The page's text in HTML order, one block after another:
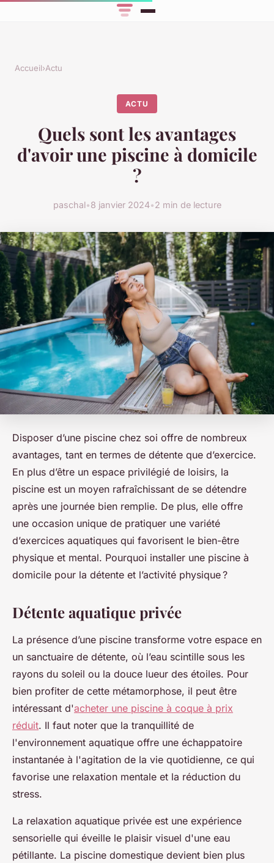
Accueil›Actu
ACTU
Quels sont les avantages
d'avoir une piscine à domicile
?
paschal•8 janvier 2024•2 min de lecture
Disposer d’une piscine chez soi offre de nombreux
avantages, tant en termes de détente que d’exercice.
En plus d’être un espace privilégié de loisirs, la
piscine est un moyen rafraîchissant de se détendre
après une journée bien remplie. De plus, elle offre
une occasion unique de pratiquer une variété
d’exercices aquatiques qui favorisent le bien-être
physique et mental. Pourquoi installer une piscine à
domicile pour la détente et l’activité physique ?
Détente aquatique privée
La présence d’une piscine transforme votre espace en
un sanctuaire de détente, où l’eau scintille sous les
rayons du soleil ou la douce lueur des étoiles. Pour
bien profiter de cette métamorphose, il peut être
intéressant d'acheter une piscine à coque à prix
réduit. Il faut noter que la tranquillité de
l'environnement aquatique offre une échappatoire
instantanée à l'agitation de la vie quotidienne, ce qui
favorise une relaxation mentale et la réduction du
stress.
La relaxation aquatique privée est une expérience
sensorielle qui éveille le plaisir visuel d'une eau
pétillante. La piscine domestique devient bien plus